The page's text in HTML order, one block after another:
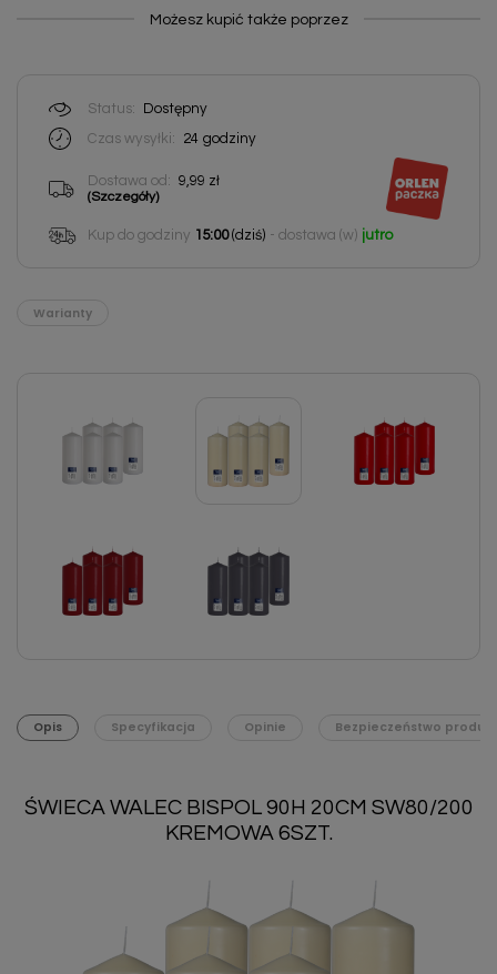
Możesz kupić także poprzez
Status:
Dostępny
Czas wysyłki:
24 godziny
Dostawa od: 9,99 zł
(Szczegóły)
Kup do godziny 15:00(dziś) - dostawa (w) jutro
Warianty
Opis Specyfikacja Opinie Bezpieczeństwo
ŚWIECA WALEC BISPOL 90H 20CM SW80/200
KREMOWA 6SZT.